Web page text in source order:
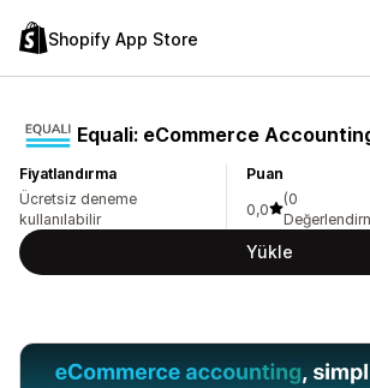
Shopify App Store
Equali: eCommerce
Fiyatlandırma
Ücretsiz deneme
kullanılabilir
Puan
0,0
(0
Yükle